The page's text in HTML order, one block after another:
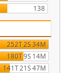
138
252T 2S 34M
180T 9S 14M
141T 21S 47M